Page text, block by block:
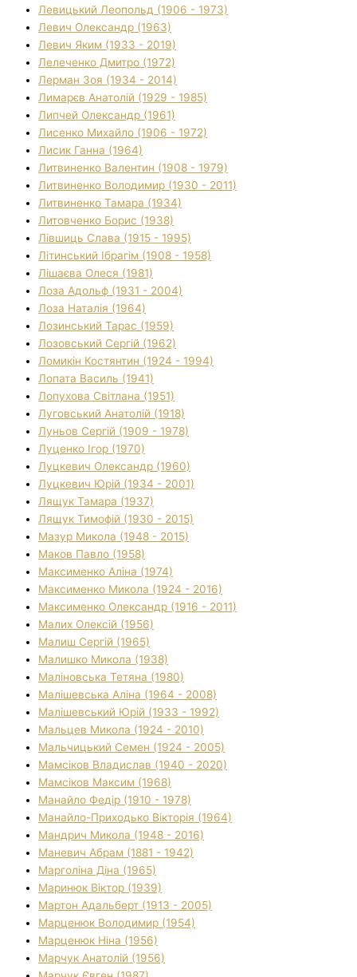
Левицький Леопольд (1906 - 1973)
Левич Олександр (1963)
Левич Яким (1933 - 2019)
Лелеченко Дмитро (1972)
Лерман Зоя (1934 - 2014)
Лимарєв Анатолій (1929 - 1985)
Липчей Олександр (1961)
Лисенко Михайло (1906 - 1972)
Лисик Ганна (1964)
Литвиненко Валентин (1908 - 1979)
Литвиненко Володимир (1930 - 2011)
Литвиненко Тамара (1934)
Литовченко Борис (1938)
Лівшиць Слава (1915 - 1995)
Літинський Ібрагім (1908 - 1958)
Лішаєва Олеся (1981)
Лоза Адольф (1931 - 2004)
Лоза Наталія (1964)
Лозинський Тарас (1959)
Лозовський Сергій (1962)
Ломикін Костянтин (1924 - 1994)
Лопата Василь (1941)
Лопухова Світлана (1951)
Луговський Анатолій (1918)
Луньов Сергій (1909 - 1978)
Луценко Ігор (1970)
Луцкевич Олександр (1960)
Луцкевич Юрій (1934 - 2001)
Лящук Тамара (1937)
Лящук Тимофій (1930 - 2015)
Мазур Микола (1948 - 2015)
Маков Павло (1958)
Максименко Аліна (1974)
Максименко Микола (1924 - 2016)
Максименко Олександр (1916 - 2011)
Малих Олексій (1956)
Малиш Сергій (1965)
Малишко Микола (1938)
Маліновська Тетяна (1980)
Малішевська Аліна (1964 - 2008)
Малішевський Юрій (1933 - 1992)
Мальцев Микола (1924 - 2010)
Мальчицький Семен (1924 - 2005)
Мамсіков Владислав (1940 - 2020)
Мамсіков Максим (1968)
Манайло Федір (1910 - 1978)
Манайло-Приходько Вікторія (1964)
Мандрич Микола (1948 - 2016)
Маневич Абрам (1881 - 1942)
Марголіна Діна (1965)
Маринюк Віктор (1939)
Мартон Адальберт (1913 - 2005)
Марценюк Володимир (1954)
Марценюк Ніна (1956)
Марчук Анатолій (1956)